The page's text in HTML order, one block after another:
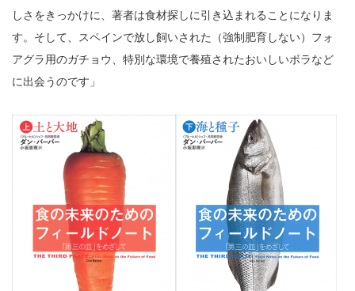
しさをきっかけに、著者は食材探しに引き込まれることになりま
す。そして、スペインで放し飼いされた（強制肥育しない）フォ
アグラ用のガチョウ、特別な環境で養殖されたおいしいボラなど
に出会うのです」